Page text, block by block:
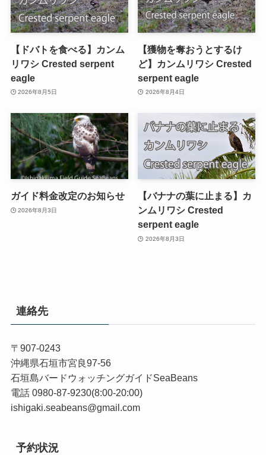
【ドバトを食べる】カンム
リワシ Crested serpent
eagle
2026年8月5日
【獲物を奪おうとするけ
ど】カンムリワシ Crested
serpent eagle
2026年8月4日
ガイド料金改定のお知らせ
2026年8月3日
【バナナの葉に止まる】カ
ンムリワシ Crested
serpent eagle
2026年8月3日
連絡先
〒907-0243
沖縄県石垣市宮良97-56
石垣島バードウォッチングガイドSeaBeans
電話 0980-87-9230(8:00-20:00)
ishigaki.seabeans@gmail.com
予約状況